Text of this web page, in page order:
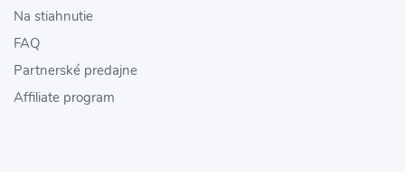
Na stiahnutie
FAQ
Partnerské predajne
Affiliate program